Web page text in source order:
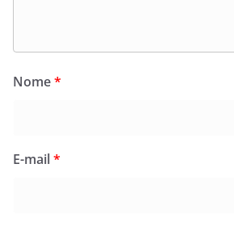
Nome*
E-mail*